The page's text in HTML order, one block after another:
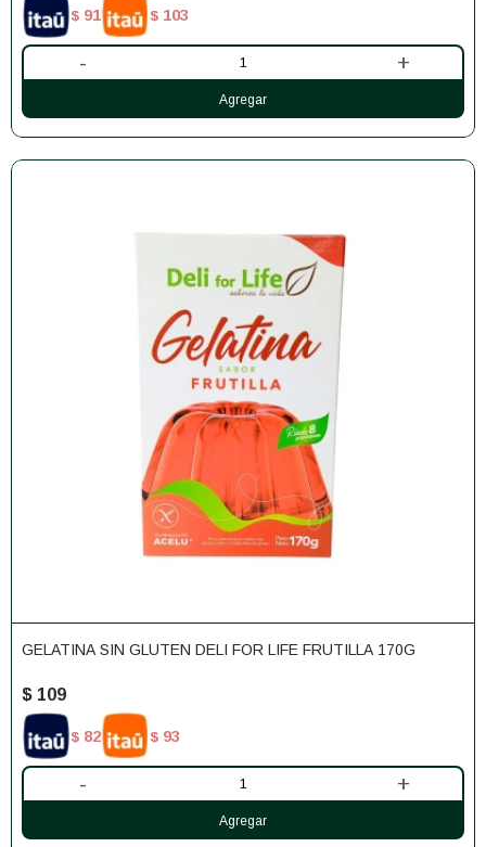
$ 91 $ 103
- +
GELATINA SIN GLUTEN DELI FOR LIFE FRUTILLA 170G
$ 109
$ 82 $ 93
- +